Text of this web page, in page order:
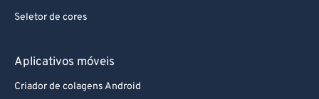
Seletor de cores
Aplicativos móveis
Criador de colagens Android